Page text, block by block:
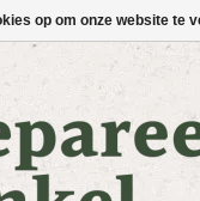
op om onze website te